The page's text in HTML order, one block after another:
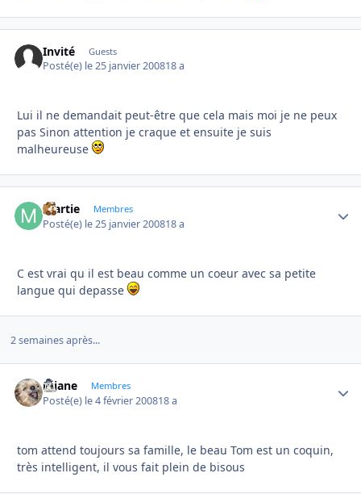
Invité Guests
Posté(e) le 25 janvier 200818 a
Lui il ne demandait peut-être que cela mais moi je ne peux
pas Sinon attention je craque et ensuite je suis
malheureuse
martie Membres
Posté(e) le 25 janvier 200818 a
C est vrai qu il est beau comme un coeur avec sa petite
langue qui depasse
2 semaines après...
réjane Membres
Posté(e) le 4 février 200818 a
tom attend toujours sa famille, le beau Tom est un coquin,
très intelligent, il vous fait plein de bisous